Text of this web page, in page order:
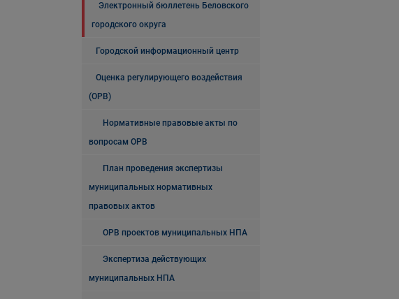
Электронный бюллетень Беловского
городского округа
Городской информационный центр
Оценка регулирующего воздействия
(ОРВ)
Нормативные правовые акты по
вопросам ОРВ
План проведения экспертизы
муниципальных нормативных
правовых актов
ОРВ проектов муниципальных НПА
Экспертиза действующих
муниципальных НПА